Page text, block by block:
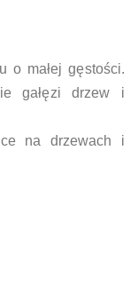
o małej gęstości.
gałęzi drzew i
na drzewach i